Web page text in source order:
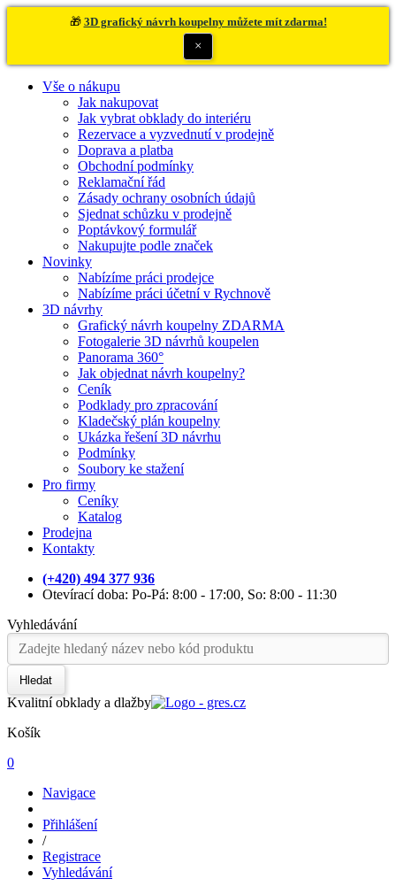
🎁 3D grafický návrh koupelny můžete mít zdarma!
×
Vše o nákupu
Jak nakupovat
Jak vybrat obklady do interiéru
Rezervace a vyzvednutí v prodejně
Doprava a platba
Obchodní podmínky
Reklamační řád
Zásady ochrany osobních údajů
Sjednat schůzku v prodejně
Poptávkový formulář
Nakupujte podle značek
Novinky
Nabízíme práci prodejce
Nabízíme práci účetní v Rychnově
3D návrhy
Grafický návrh koupelny ZDARMA
Fotogalerie 3D návrhů koupelen
Panorama 360°
Jak objednat návrh koupelny?
Ceník
Podklady pro zpracování
Kladečský plán koupelny
Ukázka řešení 3D návrhu
Podmínky
Soubory ke stažení
Pro firmy
Ceníky
Katalog
Prodejna
Kontakty
(+420) 494 377 936
Otevírací doba: Po-Pá: 8:00 - 17:00, So: 8:00 - 11:30
Vyhledávání
Hledat
Kvalitní obklady a dlažby
Košík
0
Navigace
Přihlášení
/
Registrace
Vyhledávání